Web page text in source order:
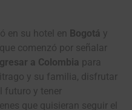
en su hotel en Bogotá y
comenzó por señalar
a Colombia para
y su familia, disfrutar
futuro y tener
que quisieran seguir el